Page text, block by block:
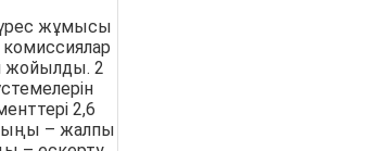
жұмысы
жойылды. 2
2,6
– жалпы